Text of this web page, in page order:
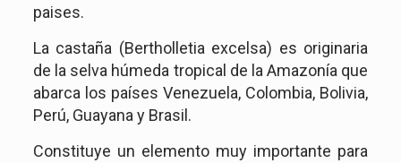
paises.
La castaña (Bertholletia excelsa) es originaria
de la selva húmeda tropical de la Amazonía que
abarca los países Venezuela, Colombia, Bolivia,
Perú, Guayana y Brasil.
Constituye un elemento muy importante para